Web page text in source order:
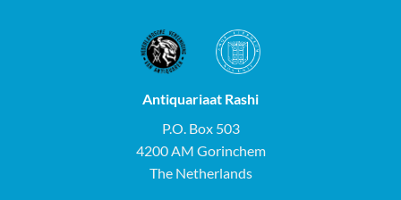
Antiquariaat Rashi
P.O. Box 503
4200 AM Gorinchem
The Netherlands